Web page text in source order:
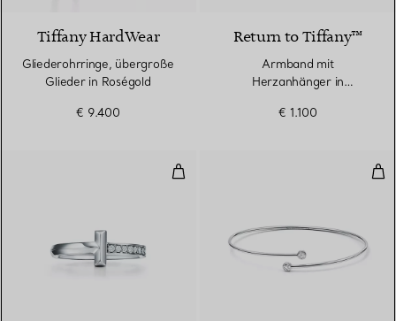
Tiffany HardWear
Gliederohrringe, übergroße
Glieder in Roségold
€ 9.400
Return to Tiffany™
Armband mit
Herzanhänger in
Diamanten, Medium
€ 1.100
T One Ring in Weißgold mit